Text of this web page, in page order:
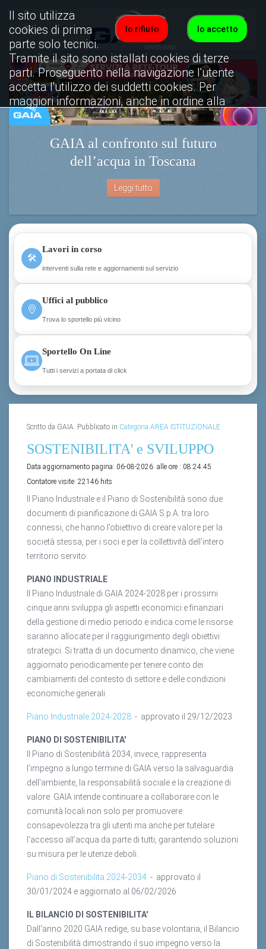
GAIA al confronto sul futuro
dell’acqua in Toscana
Leggi tutto
🛠
Lavori in corso
interventi sulla rete e aggiornamenti sul servizio
Uffici al pubblico
Trova lo sportello più vicino
Sportello On Line
Tutti i servizi a portata di click
Scritto da GAIA. Pubblicato in Categoria AREA ISTITUZIONALE
SOSTENIBILITA' e SVILUPPO
Data aggiornamento pagina: 06-08-2026 alle ore : 08:24:45
Contatore visite: 22146 hits
Il Piano Industriale e il Piano di Sostenibilità sono due
documenti di pianificazione di GAIA S.p.A. tra loro
connessi, che hanno l’obiettivo di creare valore per la
società stessa, per i soci e per la collettività dell’intero
territorio servito.
PIANO INDUSTRIALE
Il Piano Industriale di GAIA 2024-2028 per i prossimi
cinque anni sviluppa gli aspetti economici e finanziari
della gestione di medio periodo e indica come le risorse
saranno allocate per il raggiungimento degli obiettivi
strategici. Si tratta di un documento dinamico, che viene
aggiornato periodicamente per tenere conto dei
cambiamenti del contesto di settore e delle condizioni
economiche generali.
Piano Industriale 2024-2028 - approvato il 29/12/2023
PIANO DI SOSTENIBILITA'
Il Piano di Sostenibilità 2034, invece, rappresenta
l’impegno a lungo termine di GAIA verso la salvaguardia
dell'ambiente, la responsabilità sociale e la creazione di
valore. GAIA intende continuare a collaborare con le
comunità locali non solo per promuovere
consapevolezza tra gli utenti ma anche per tutelare
l’accesso all’acqua da parte di tutti, garantendo soluzioni
su misura per le utenze deboli.
Piano di Sostenibilita 2024-2034 - approvato il
30/01/2024 e aggiornato al 06/02/2026
IL BILANCIO DI SOSTENIBILITA'
Dall'anno 2020 GAIA redige, su base volontaria, il Bilancio
di Sostenibilità dimostrando il suo impegno verso la
Io accetto
Io rifiuto
Il sito utilizza
cookies di prima
parte solo tecnici.
Tramite il sito sono istallati cookies di terze
parti. Proseguento nella navigazione l'utente
accetta l'utilizzo dei suddetti cookies. Per
maggiori informazioni, anche in ordine alla
disattivazione, è possibile consultare
l'informativa cookies completa.
Visualizza informativa completa.